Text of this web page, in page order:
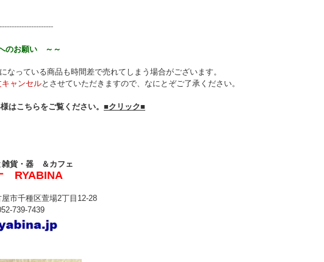
のお願い ～～
になっている商品も時間差で売れてしまう場合がございます。
キャンセルとさせていただきますので、なにとぞご了承ください。
はこちらをご覧ください。 ■クリック■
雑貨・器 ＆カフェ
RYABINA
市千種区萱場2丁目12-28
739-7439